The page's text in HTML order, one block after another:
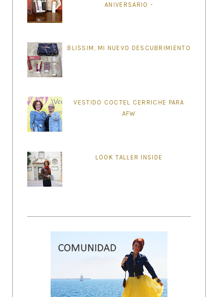
ANIVERSARIO -
BLISSIM, MI NUEVO DESCUBRIMIENTO
VESTIDO COCTEL CERRICHE PARA
AFW
LOOK TALLER INSIDE